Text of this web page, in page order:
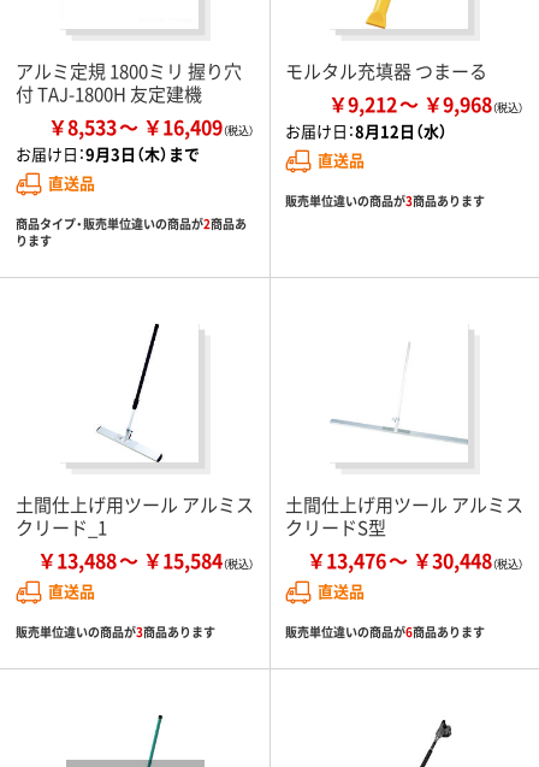
アルミ定規 1800ミリ 握り穴
付 TAJ-1800H 友定建機
￥8,533 ￥16,409
お届け日：9月3日（木）まで
直送品
商品タイプ・販売単位違いの商品が2商品あ
ります
モルタル充填器 つまーる
￥9,212 ￥9,968
お届け日：8月12日（水）
直送品
販売単位違いの商品が3商品あります
土間仕上げ用ツール アルミス
クリード_1
￥13,488 ￥15,584
直送品
販売単位違いの商品が3商品あります
土間仕上げ用ツール アルミス
クリードS型
￥13,476 ￥30,448
直送品
販売単位違いの商品が6商品あります